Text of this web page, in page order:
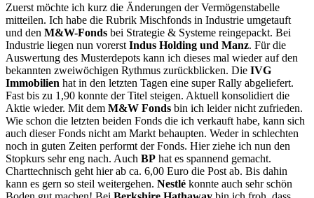
Zuerst möchte ich kurz die Änderungen der Vermögenstabelle
mitteilen. Ich habe die Rubrik Mischfonds in Industrie umgetauft
und den M&W-Fonds bei Strategie & Systeme reingepackt. Bei
Industrie liegen nun vorerst Indus Holding und Manz. Für die
Auswertung des Musterdepots kann ich dieses mal wieder auf den
bekannten zweiwöchigen Rythmus zurückblicken. Die IVG
Immobilien hat in den letzten Tagen eine super Rally abgeliefert.
Fast bis zu 1,90 konnte der Titel steigen. Aktuell konsolidiert die
Aktie wieder. Mit dem M&W Fonds bin ich leider nicht zufrieden.
Wie schon die letzten beiden Fonds die ich verkauft habe, kann sich
auch dieser Fonds nicht am Markt behaupten. Weder in schlechten
noch in guten Zeiten performt der Fonds. Hier ziehe ich nun den
Stopkurs sehr eng nach. Auch BP hat es spannend gemacht.
Charttechnisch geht hier ab ca. 6,00 Euro die Post ab. Bis dahin
kann es gern so steil weitergehen. Nestlé konnte auch sehr schön